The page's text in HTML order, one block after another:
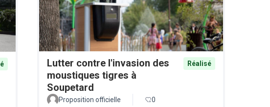
Lutter contre l'invasion des
moustiques tigres à
Soupetard
Réalisé
Proposition officielle 0